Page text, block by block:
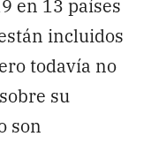
incluidos
todavía no
su
son